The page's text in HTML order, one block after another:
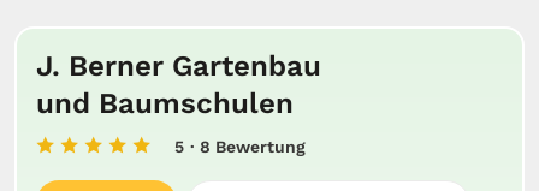
J. Berner Gartenbau
und Baumschulen
5 · 8 Bewertung